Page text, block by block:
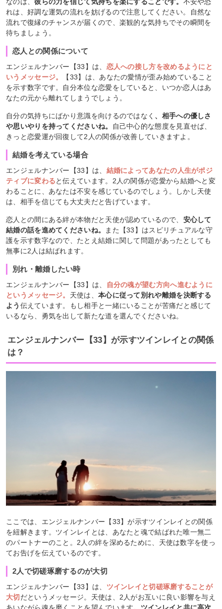
なのは、彼らの力を信じて気持ちを楽にすることです。 不安や恐
れは、好調な運気の流れを妨げるので注意してください。自然な
流れで復縁のチャンスが届くので、楽観的な気持ちでその瞬間を
待ちましょう。
恋人との関係について
エンジェルナンバー【33】は、 恋人への接し方を改めるようにと
いうメッセージ。
【33】は、あなたの愛情が歪み始めていること
を示す数字です。自分本位な恋愛をしていると、いつか恋人はあ
なたの元から離れてしまうでしょう。
自分の気持ちにばかり意識を向けるのではなく 、相手への優しさ
や思いやりを持ってくださいね。
自己中心的な態度を見直せば、
きっと恋愛運が回復して2人の関係が改善していきますよ。
結婚を考えている場合
エンジェルナンバー【33】は、 結婚によってあなたの人生がポジ
ティブに変わると伝えています。2人の関係が恋愛から結婚へと変
わることに、あなたは不安を感じているのでしょう。しかし天使
は、相手を信じても大丈夫だと告げています。
恋人との間にある絆が本物だと天使が認めているので、 安心して
結婚の話を進めてくださいね。
また【33】はスピリチュアルな守
護を示す数字なので、たとえ結婚に関して問題があったとしても
無事に2人は結ばれます。
別れ・離婚したい時
エンジェルナンバー【33】は、
自分の魂が望む方向へ進むように
というメッセージ。 天使は、 本心に従って別れや離婚を決断する
よう 伝えています。もし相手と一緒にいることが苦痛だと感じて
いるなら、勇気を出して新たな道を選んでくださいね。
エンジェルナンバー【33】が示すツインレイとの関係
は？
ここでは、エンジェルナンバー【33】が示すツインレイとの関係
を紐解きます。ツインレイとは、あなたと魂で結ばれた唯一無二
のパートナーのこと。2人の絆を深めるために、天使は数字を使っ
てお告げを伝えているのです。
2人で切磋琢磨するのが大切
エンジェルナンバー【33】は、 ツインレイと切磋琢磨することが
大切だというメッセージ。天使は、2人がお互いに良い影響を与え